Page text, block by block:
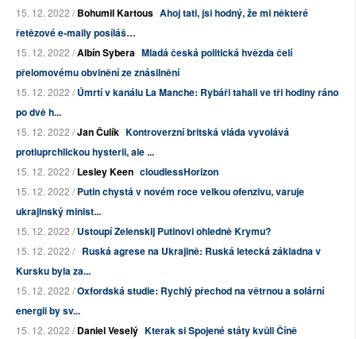
15. 12. 2022 /Bohumil Kartous Ahoj tati, jsi hodný, že mi některé
řetězové e-maily posíláš…
15. 12. 2022 /Albín Sybera Mladá česká politická hvězda čelí
přelomovému obvinění ze znásilnění
15. 12. 2022 /Úmrtí v kanálu La Manche: Rybáři tahali ve tři hodiny ráno
po dvě h...
15. 12. 2022 /Jan Čulík Kontroverzní britská vláda vyvolává
protiuprchlickou hysterii, ale ...
15. 12. 2022 /Lesley Keen cloudlessHorizon
15. 12. 2022 /Putin chystá v novém roce velkou ofenzivu, varuje
ukrajinský minist...
15. 12. 2022 /Ustoupí Zelenskij Putinovi ohledně Krymu?
15. 12. 2022 / Ruská agrese na Ukrajině: Ruská letecká základna v
Kursku byla za...
15. 12. 2022 /Oxfordská studie: Rychlý přechod na větrnou a solární
energii by sv...
15. 12. 2022 /Daniel Veselý Kterak si Spojené státy kvůli Číně